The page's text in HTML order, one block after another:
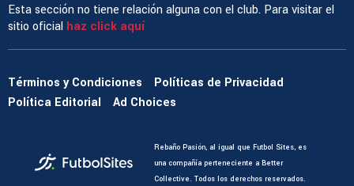
Esta sección no tiene relación alguna con el club. Para visitar el
sitio oficial haz click aquí
Términos y Condiciones
Políticas de Privacidad
Política Editorial
Ad Choices
Rebaño Pasión, al igual que Futbol Sites, es
una compañía perteneciente a Better
Collective. Todos los derechos reservados.